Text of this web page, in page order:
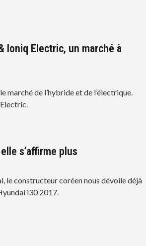
Ioniq Electric, un marché à
marché de l’hybride et de l’électrique.
s’affirme plus
le constructeur coréen nous dévoile déjà
i30 2017.